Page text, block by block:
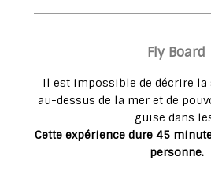
Fly Board
Il est impossible de décrire la
au-dessus de la mer et de
guise dans
Cette expérience dure 45
personne.